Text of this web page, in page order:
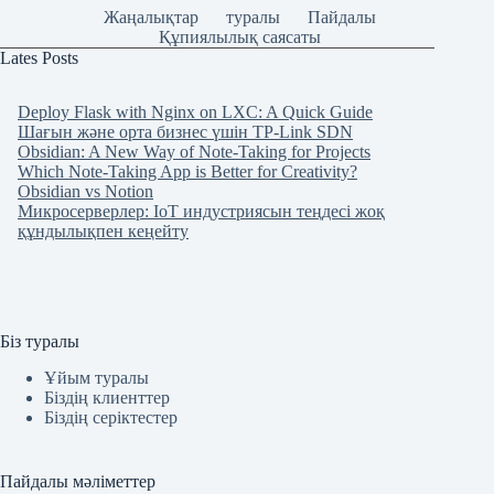
Жаңалықтар туралы
Пайдалы
Құпиялылық саясаты
Lates Posts
Deploy Flask with Nginx on LXC: A Quick Guide
Шағын және орта бизнес үшін TP-Link SDN
Obsidian: A New Way of Note-Taking for Projects
Which Note-Taking App is Better for Creativity?
Obsidian vs Notion
Микросерверлер: IoT индустриясын теңдесі жоқ
құндылықпен кеңейту
Біз туралы
Ұйым туралы
Біздің клиенттер
Біздің серіктестер
Пайдалы мәліметтер